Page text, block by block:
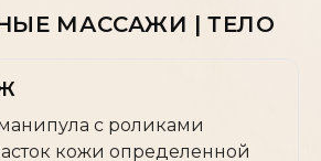
МАССАЖИ | ТЕЛО
с роликами
кожи определенной
Отправить